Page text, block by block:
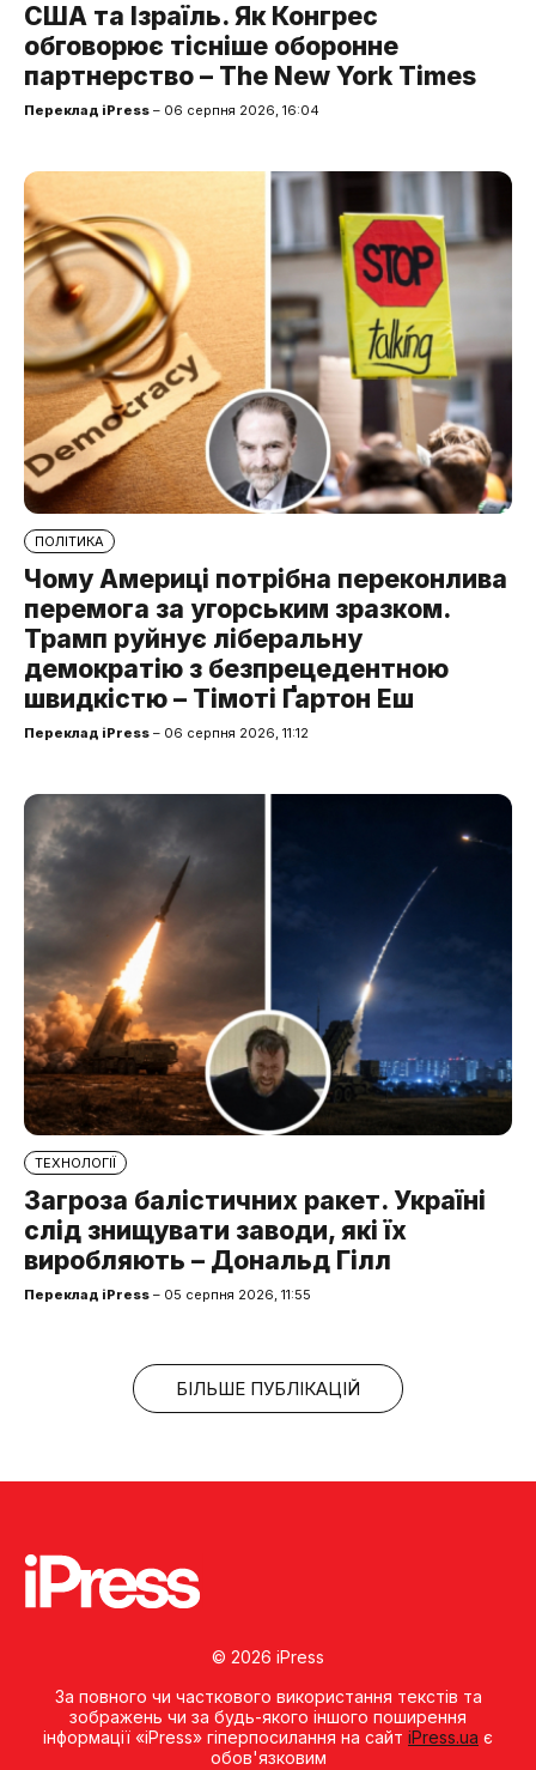
США та Ізраїль. Як Конгрес
обговорює тісніше оборонне
партнерство – The New York Times
Переклад iPress – 06 серпня 2026, 16:04
ПОЛІТИКА
Чому Америці потрібна переконлива
перемога за угорським зразком.
Трамп руйнує ліберальну
демократію з безпрецедентною
швидкістю – Тімоті Ґартон Еш
Переклад iPress – 06 серпня 2026, 11:12
ТЕХНОЛОГІЇ
Загроза балістичних ракет. Україні
слід знищувати заводи, які їх
виробляють – Дональд Гілл
Переклад iPress – 05 серпня 2026, 11:55
БІЛЬШЕ ПУБЛІКАЦІЙ
© 2026 iPress
За повного чи часткового використання текстів та
зображень чи за будь-якого іншого поширення
інформації «iPress» гіперпосилання на сайт iPress.ua є
обов'язковим